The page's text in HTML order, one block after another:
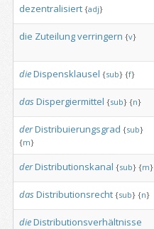
dezentralisiert {adj}
die Zuteilungverringern {v}
dieDispensklausel {sub} {f}
dasDispergiermittel {sub} {n}
derDistribuierungsgrad {sub}
{m}
derDistributionskanal {sub} {m}
dasDistributionsrecht {sub} {n}
dieDistributionsverhältnisse